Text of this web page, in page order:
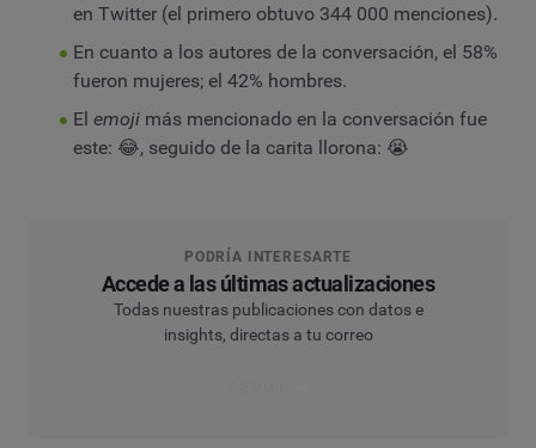
en Twitter (el primero obtuvo 344 000 menciones).
En cuanto a los autores de la conversación, el 58%
fueron mujeres; el 42% hombres.
El emojimás mencionado en la conversación fue
este: 😂, seguido de la carita llorona: 😭
PODRÍA INTERESARTE
Accede a las últimas actualizaciones
Todas nuestras publicaciones con datos e
insights, directas a tu correo